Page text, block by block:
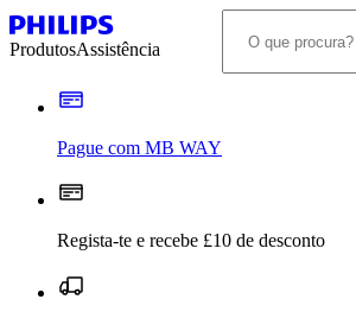
ProdutosAssistência
Pague com MB WAY
Regista-te e recebe £10 de desconto